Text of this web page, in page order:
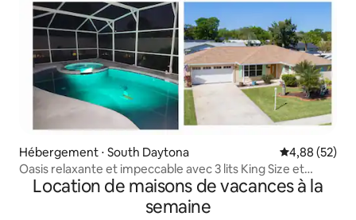
Hébergement ⋅ South Daytona Évaluation
4,88 (52)
Oasis relaxante et impeccable avec 3 lits King Size et
piscine clôturée
Location de maisons de vacances à la
semaine